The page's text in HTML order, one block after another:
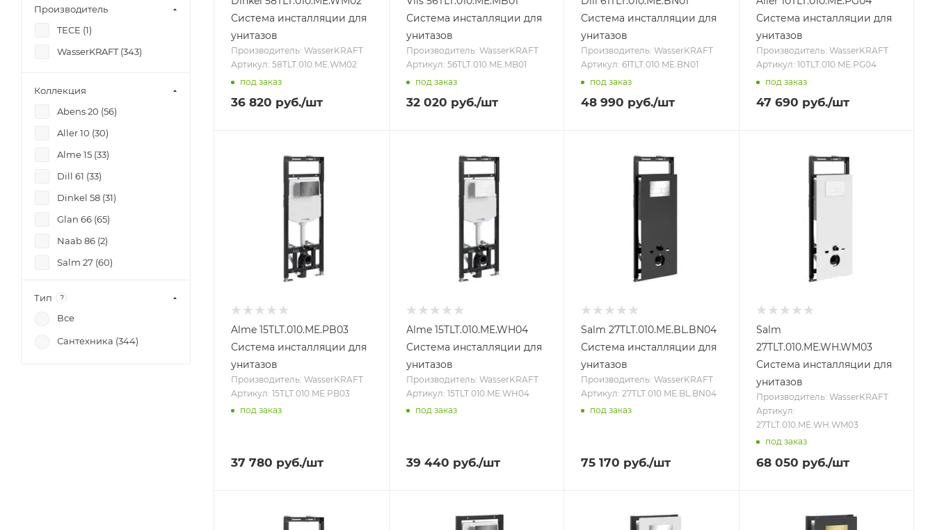
Система инсталляции для
унитазов
Производитель: WasserKRAFT
Артикул: 58TLT.010.ME.WM02
под заказ
36 820 руб./шт
Система инсталляции для
унитазов
Производитель: WasserKRAFT
Артикул: 56TLT.010.ME.MB01
под заказ
32 020 руб./шт
Система инсталляции для
унитазов
Производитель: WasserKRAFT
Артикул: 61TLT.010.ME.BN01
под заказ
48 990 руб./шт
Система инсталляции для
унитазов
Производитель: WasserKRAFT
Артикул: 10TLT.010.ME.PG04
под заказ
47 690 руб./шт
Alme 15TLT.010.ME.PB03
Система инсталляции для
унитазов
Производитель: WasserKRAFT
Артикул: 15TLT.010.ME.PB03
под заказ
37 780 руб./шт
Alme 15TLT.010.ME.WH04
Система инсталляции для
унитазов
Производитель: WasserKRAFT
Артикул: 15TLT.010.ME.WH04
под заказ
39 440 руб./шт
Salm 27TLT.010.ME.BL.BN04
Система инсталляции для
унитазов
Производитель: WasserKRAFT
Артикул: 27TLT.010.ME.BL.BN04
под заказ
75 170 руб./шт
Salm
27TLT.010.ME.WH.WM03
Система инсталляции для
унитазов
Производитель: WasserKRAFT
Артикул:
27TLT.010.ME.WH.WM03
под заказ
68 050 руб./шт
Производитель
TECE (1)
WasserKRAFT (343)
Коллекция
Abens 20 (56)
Aller 10 (30)
Alme 15 (33)
Dill 61 (33)
Dinkel 58 (31)
Glan 66 (65)
Naab 86 (2)
Salm 27 (60)
Тип
?
Все
Сантехника (344)